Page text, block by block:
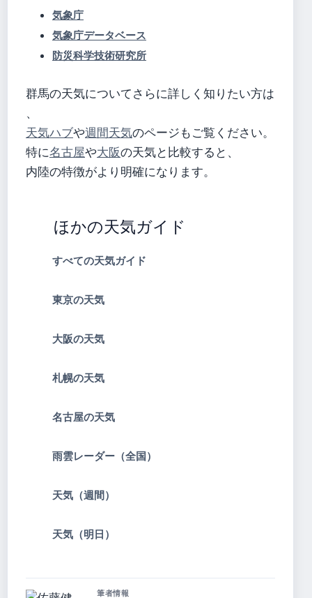
気象庁
気象庁データベース
防災科学技術研究所
群馬の天気についてさらに詳しく知りたい方は
、
天気ハブや週間天気のページもご覧ください。
特に名古屋や大阪の天気と比較すると、
内陸の特徴がより明確になります。
ほかの天気ガイド
すべての天気ガイド
東京の天気
大阪の天気
札幌の天気
名古屋の天気
雨雲レーダー（全国）
天気（週間）
天気（明日）
筆者情報